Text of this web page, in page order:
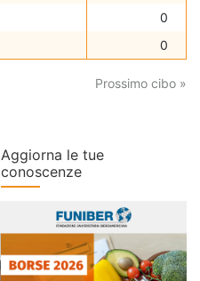
0
0
Prossimo cibo »
Aggiorna le tue
conoscenze